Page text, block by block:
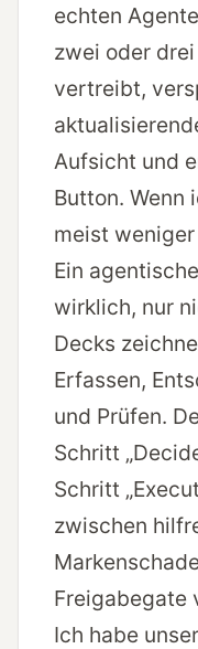
echten
zwei oder
vertreibt,
Aufsicht und
Button. Wenn
meist
Ein
wirklich, nur
Decks
Erfassen,
und Prüfen.
Schritt
Schritt
zwischen
Freigabegate
Ich habe